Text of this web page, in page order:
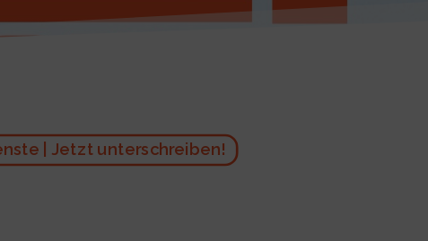
| Jetzt unterschreiben!